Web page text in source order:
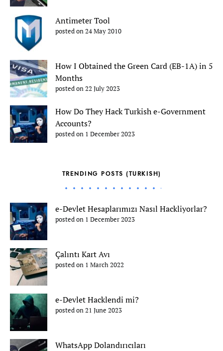
Antimeter Tool
posted on 24 May 2010
How I Obtained the Green Card (EB-1A) in 5
Months
posted on 22 July 2023
How Do They Hack Turkish e-Government
Accounts?
posted on 1 December 2023
TRENDING POSTS (TURKISH)
e-Devlet Hesaplarımızı Nasıl Hackliyorlar?
posted on 1 December 2023
Çalıntı Kart Avı
posted on 1 March 2022
e-Devlet Hacklendi mi?
posted on 21 June 2023
WhatsApp Dolandırıcıları